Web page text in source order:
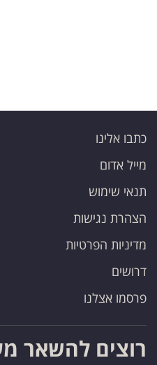
כתבו אלינו
מייל אדום
תנאי שימוש
הצהרת נגישות
מדיניות הפרטיות
דרושים
פרסמו אצלנו
רוצים להשאר